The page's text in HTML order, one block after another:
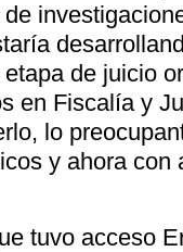
de juicio
en Fiscalía y
lo
y ahora con
tuvo acceso